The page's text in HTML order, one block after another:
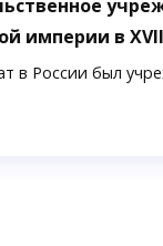
империи в
в России был